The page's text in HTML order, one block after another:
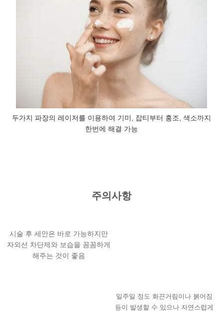
두가지 파장의 레이저를 이용하여 기미, 잡티부터 홍조, 색소까지
한번에 해결 가능
주의사항
시술 후 세안은 바로 가능하지만
자외선 차단제와 보습을 꼼꼼하게
해주는 것이 좋음
일주일 정도 화끈거림이나 붉어짐
등이 발생할 수 있으나 자연스럽게